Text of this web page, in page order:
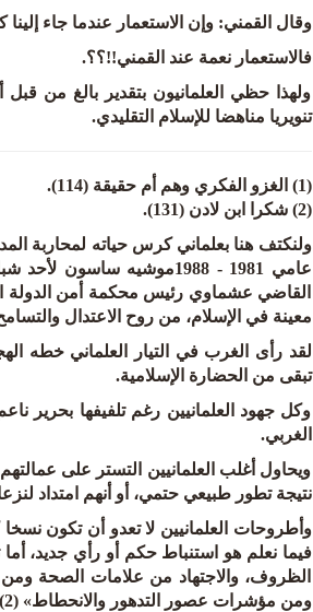
وقال القمني: وإن الاستعمار عندما جاء
فالاستعمار نعمة عند القمني!!؟؟.
ولهذا حظي العلمانيون بتقدير بالغ من
تنويريا مناهضا للإسلام التقليدي.
(1) الغزو الفكري وهم أم حقيقة (114).
(2) شكرا ابن لادن (131).
ولنكتف هنا بعلماني كرس حياته لمحاربة
عامي 1981 - 1988موشيه
القاضي عشماوي رئيس محكمة أمن الدولة
معينة في الإسلام، من روح الاعتدال
لقد رأى الغرب في التيار العلماني خطه
تبقى من الحضارة الإسلامية.
وكل جهود العلمانيين رغم تلفيفها بحرير
الغربي.
ويحاول أغلب العلمانيين التستر على عمالتهم
نتيجة تطور طبيعي حتمي، أو أنهم امتداد
وأطروحات العلمانيين لا تعدو أن تكون نسخا
فيما نعلم هو استنباط حكم أو رأي جديد،
الظروف، والاجتهاد من علامات الصحة ومن
ومن مؤشرات عصور التدهور والانحطاط» (2).